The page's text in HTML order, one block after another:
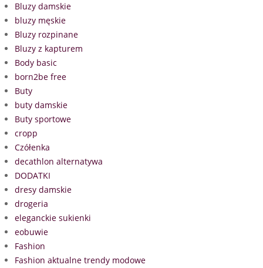
Bluzy damskie
bluzy męskie
Bluzy rozpinane
Bluzy z kapturem
Body basic
born2be free
Buty
buty damskie
Buty sportowe
cropp
Czółenka
decathlon alternatywa
DODATKI
dresy damskie
drogeria
eleganckie sukienki
eobuwie
Fashion
Fashion aktualne trendy modowe